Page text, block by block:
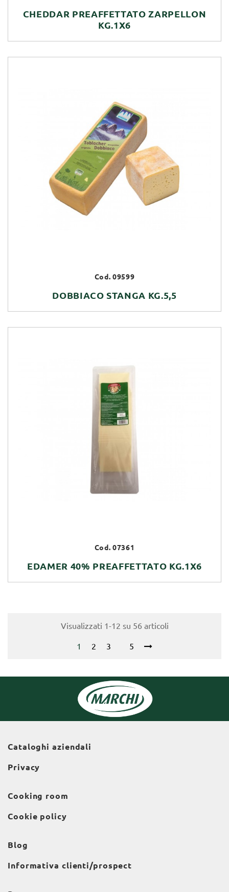
CHEDDAR PREAFFETTATO ZARPELLON
KG.1X6
Cod. 09599
DOBBIACO STANGA KG.5,5
Cod. 07361
EDAMER 40% PREAFFETTATO KG.1X6
Visualizzati 1-12 su 56 articoli
1 2 3 5
Cataloghi aziendali
Privacy
Cooking room
Cookie policy
Blog
Informativa clienti/prospect